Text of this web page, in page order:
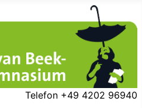
Telefon +49 4202 96940